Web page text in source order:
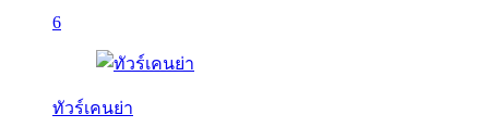
6
ทัวร์เคนย่า